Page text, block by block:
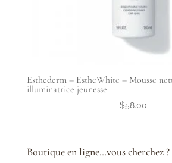
Esthederm – EstheWhite – Mousse
illuminatrice jeunesse
$58.00
Boutique en ligne…vous cherchez ?